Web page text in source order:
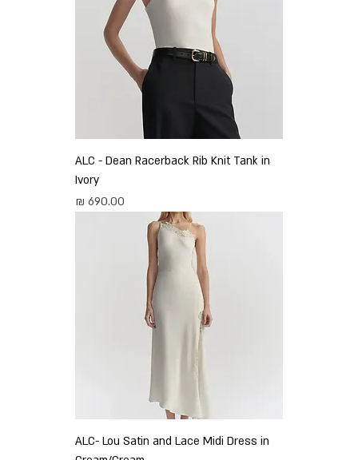
ALC - Dean Racerback Rib Knit Tank in
Ivory
מחיר
ALC- Lou Satin and Lace Midi Dress in